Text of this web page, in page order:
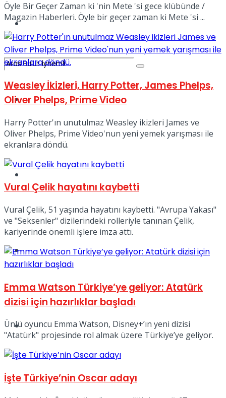
Dünya
Türkiye
Sinema
Tatil
No Result
View All Result
Öyle Bir Geçer Zaman ki 'nin Mete 'si gece klübünde /
Magazin Haberleri. Öyle bir geçer zaman ki Mete 'si ...
Weasley İkizleri, Harry Potter, James Phelps,
Oliver Phelps, Prime Video
Harry Potter'ın unutulmaz Weasley ikizleri James ve
Oliver Phelps, Prime Video'nun yeni yemek yarışması ile
ekranlara döndü.
Vural Çelik hayatını kaybetti
Vural Çelik, 51 yaşında hayatını kaybetti. "Avrupa Yakası"
ve "Seksenler" dizilerindeki rolleriyle tanınan Çelik,
kariyerinde önemli işlere imza attı.
Emma Watson Türkiye’ye geliyor: Atatürk
dizisi için hazırlıklar başladı
Ünlü oyuncu Emma Watson, Disney+’ın yeni dizisi
"Atatürk" projesinde rol almak üzere Türkiye’ye geliyor.
İşte Türkiye’nin Oscar adayı